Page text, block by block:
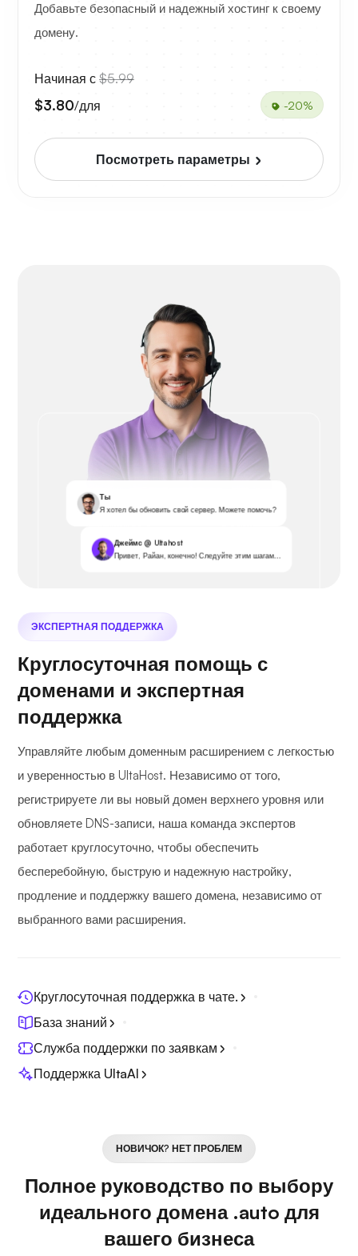
Добавьте безопасный и надежный хостинг к своему
домену.
Начиная с $5.99
$3.80/для -20%
Посмотреть параметры
Ты
Я хотел бы обновить свой сервер. Можете помочь?
Джеймс @ Ultahost
Привет, Райан, конечно! Следуйте этим шагам...
ЭКСПЕРТНАЯ ПОДДЕРЖКА
Круглосуточная помощь с
доменами и экспертная
поддержка
Управляйте любым доменным расширением с легкостью
и уверенностью в UltaHost. Независимо от того,
регистрируете ли вы новый домен верхнего уровня или
обновляете DNS-записи, наша команда экспертов
работает круглосуточно, чтобы обеспечить
бесперебойную, быструю и надежную настройку,
продление и поддержку вашего домена, независимо от
выбранного вами расширения.
Круглосуточная поддержка в чате.
База знаний
Служба поддержки по заявкам
Поддержка UltaAI
НОВИЧОК? НЕТ ПРОБЛЕМ
Полное руководство по выбору
идеального домена .auto для
вашего бизнеса